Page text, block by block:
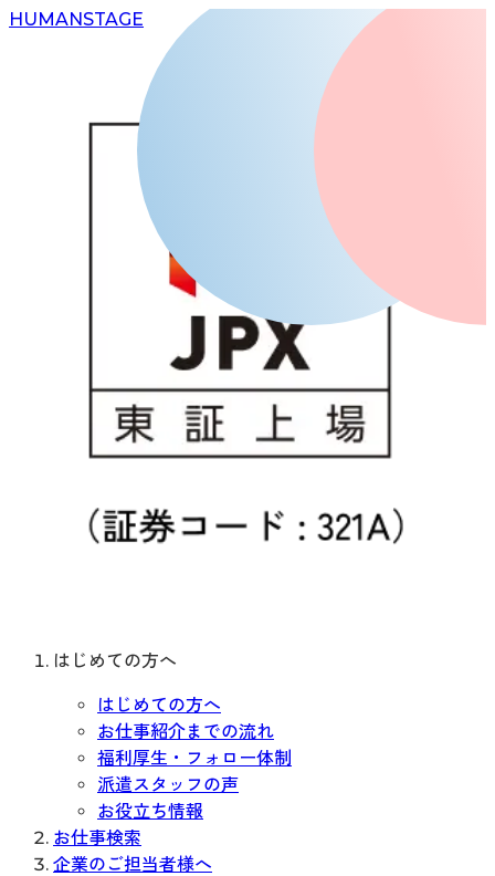
HUMANSTAGE
はじめての方へ
はじめての方へ
お仕事紹介までの流れ
福利厚生・フォロー体制
派遣スタッフの声
お役立ち情報
お仕事検索
企業のご担当者様へ